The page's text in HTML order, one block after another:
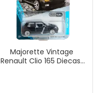
Majorette Vintage
Renault Clio 165 Diecast